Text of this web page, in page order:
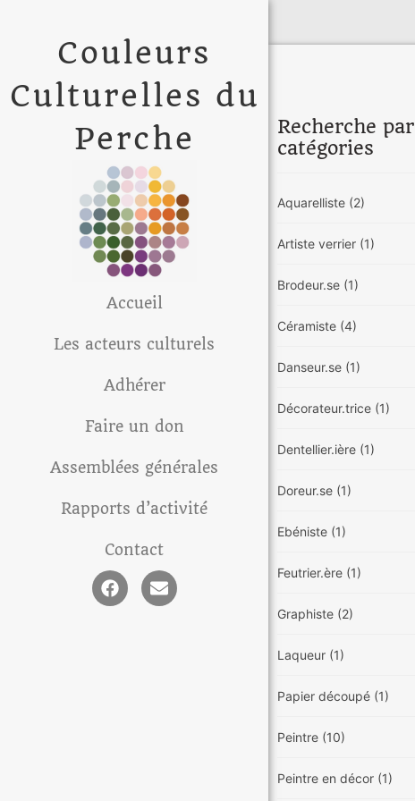
Couleurs
Culturelles du
Perche
Accueil
Les acteurs culturels
Adhérer
Faire un don
Assemblées générales
Rapports d’activité
Contact
Recherche par
catégories
Aquarelliste (2)
Artiste verrier (1)
Brodeur.se (1)
Céramiste (4)
Danseur.se (1)
Décorateur.trice (1)
Dentellier.ière (1)
Doreur.se (1)
Ebéniste (1)
Feutrier.ère (1)
Graphiste (2)
Laqueur (1)
Papier découpé (1)
Peintre (10)
Peintre en décor (1)